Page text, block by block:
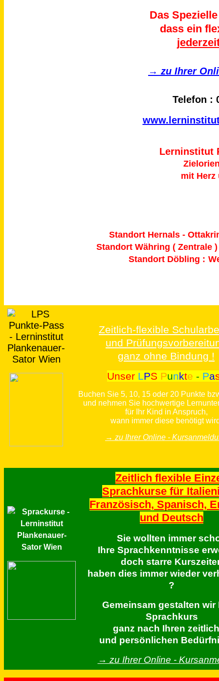
Das
dass ein
→ zu Ihrer
Telefon :
Lerninstitut
mit Herz
Standort Hernals -
Standort Währing ( Zentrale
Standort Döbling :
Zeitlich-flexible
und
ganz ohne Bindung !
Unser LPS Punkte - Pa
Buchen Sie 5, 10, 15 oder 20 Punkte
und nehmen Sie hochwertige
für Ihr Kind in Anspruch,
wann immer diese benötigt
→ zu Ihrer Online -
Zeitlich flexible
Sprachkurse für
Französisch, Spanisch,
und Deutsch
Sie wollten immer
Ihre Sprachkenntnisse
doch starre
haben dies immer wieder
?
Gemeinsam gestalten wir
Sprachkurs
ganz nach Ihren
und persönlichen
→ zu Ihrer Online -